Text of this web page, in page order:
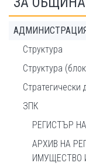
Структура
Структура
Стратегически
ЗПК
РЕГИСТЪР
АРХИВ НА
ИМУЩЕСТВО